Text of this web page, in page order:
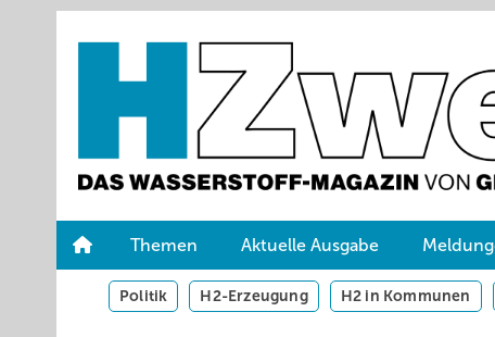
Themen Aktuelle Ausgabe
Politik H2-Erzeugung H2 in Kommunen